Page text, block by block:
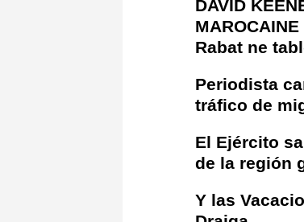
DAVID
Rabat ne
Periodista
tráfico de
El Ejército
de la región
Y las